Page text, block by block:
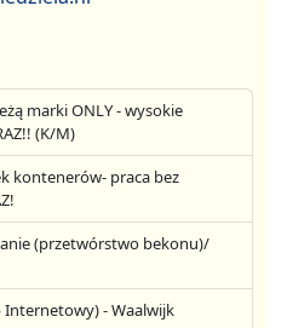
marki ONLY - wysokie
(K/M)
kontenerów- praca bez
(przetwórstwo bekonu)/
Internetowy) - Waalwijk